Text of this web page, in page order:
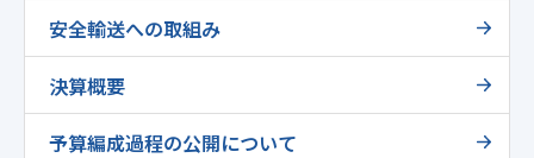
安全輸送への取組み
決算概要
予算編成過程の公開について